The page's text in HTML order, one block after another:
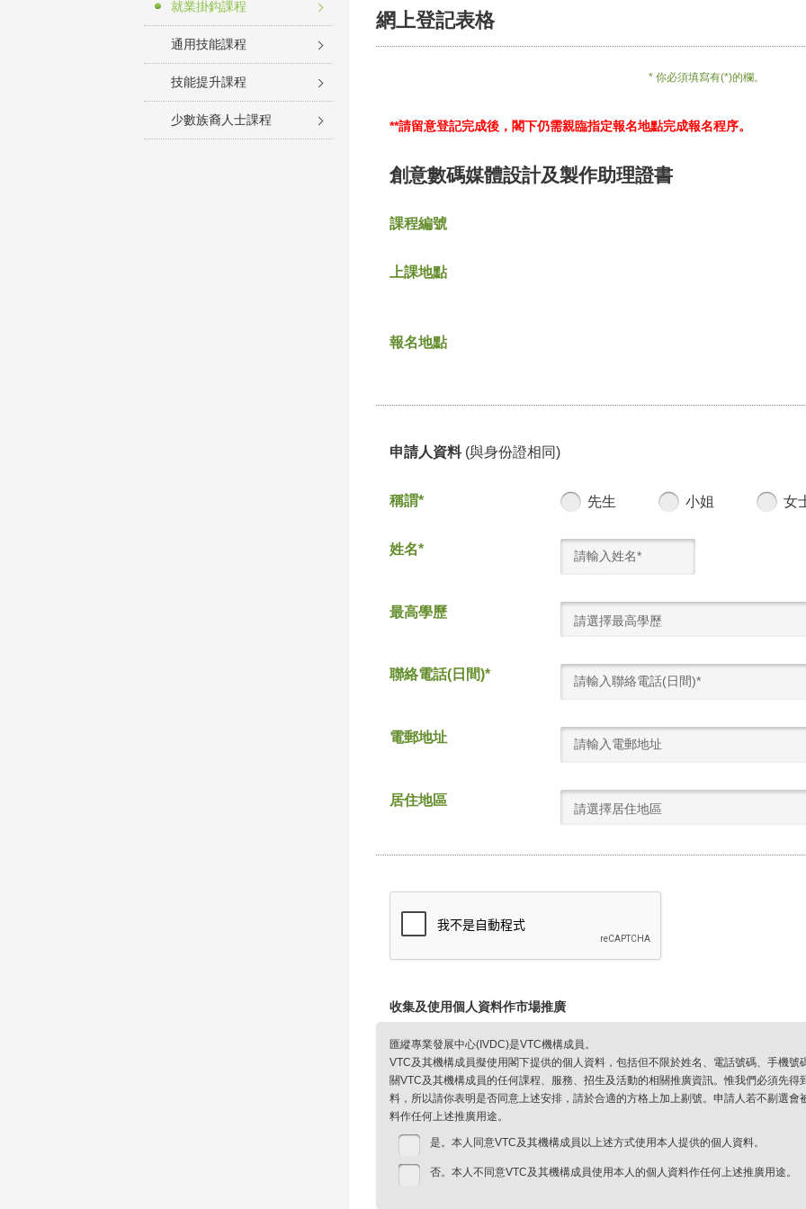
就業掛鈎課程
通用技能課程
技能提升課程
少數族裔人士課程
網上登記表格
* 你必須填寫有(*)的欄。
**請留意登記完成後，閣下仍需親臨指定報名地點完成報名程序。
創意數碼媒體設計及製作助理證書
課程編號
上課地點
報名地點
申請人資料 (與身份證相同)
稱謂* 先生 小姐 女
姓名*
最高學歷
請選擇最高學歷
聯絡電話(日間)*
電郵地址
居住地區
請選擇居住地區
收集及使用個人資料作市場推廣
匯縱專業發展中心(IVDC)是VTC機構成員。
VTC及其機構成員擬使用閣下提供的個人資料，包括但不限於姓名、電話號碼、手機
關VTC及其機構成員的任何課程、服務、招生及活動的相關推廣資訊。惟我們必須先
料，所以請你表明是否同意上述安排，請於合適的方格上加上剔號。申請人若不剔選
料作任何上述推廣用途。
是。本人同意VTC及其機構成員以上述方式使用本人提供的個人資料。
否。本人不同意VTC及其機構成員使用本人的個人資料作任何上述推廣用途。